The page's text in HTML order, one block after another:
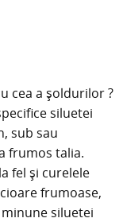
cea a șoldurilor ?
siluetei
sub sau
frumos talia.
fel și curelele
frumoase,
siluetei